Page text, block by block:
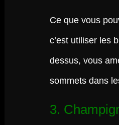
Ce que vous
c’est utiliser les
dessus, vous
sommets dans
3.